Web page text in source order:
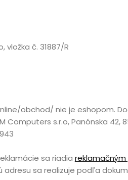
mobilita
mobilita
vložka č. 31887/R
obchod/ nie je eshopom.
s.r.o, Panónska 42,
sa riadia
sa realizuje podľa